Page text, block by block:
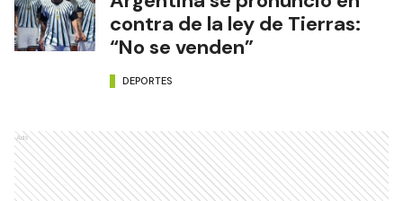
contra de la ley de Tierras:
“No se venden”
DEPORTES
Ads